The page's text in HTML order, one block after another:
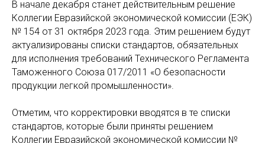
В начале декабря станет действительным решение
Коллегии Евразийской экономической комиссии (ЕЭК)
№ 154 от 31 октября 2023 года. Этим решением будут
актуализированы списки стандартов, обязательных
для исполнения требований Технического Регламента
Таможенного Союза 017/2011 «О безопасности
продукции легкой промышленности».
Отметим, что корректировки вводятся в те списки
стандартов, которые были приняты решением
Коллегии Евразийской экономической комиссии №